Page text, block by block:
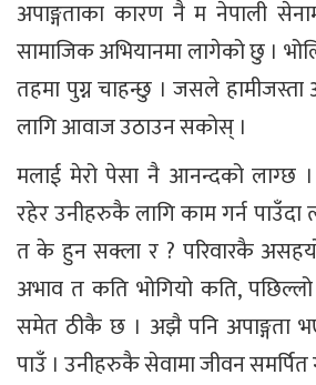
अपाङ्गताका कारण नै म नेपाली
सामाजिक अभियानमा लागेको छु ।
तहमा पुग्न चाहन्छु । जसले
लागि आवाज उठाउन सकोस् ।
मलाई मेरो पेसा नै आनन्दको
रहेर उनीहरुकै लागि काम गर्न पाउँदा
त के हुन सक्ला र ? परिवारकै
अभाव त कति भोगियो कति,
समेत ठीकै छ । अझै पनि अपाङ्गता
पाउँ । उनीहरुकै सेवामा जीवन समर्पित